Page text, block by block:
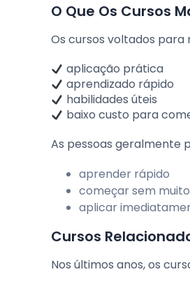
O Que Os Cursos
Os cursos voltados
aplicação prática
aprendizado rápido
habilidades úteis
baixo custo para
As pessoas geralmente
aprender rápido
começar sem
aplicar
Cursos
Nos últimos anos, os